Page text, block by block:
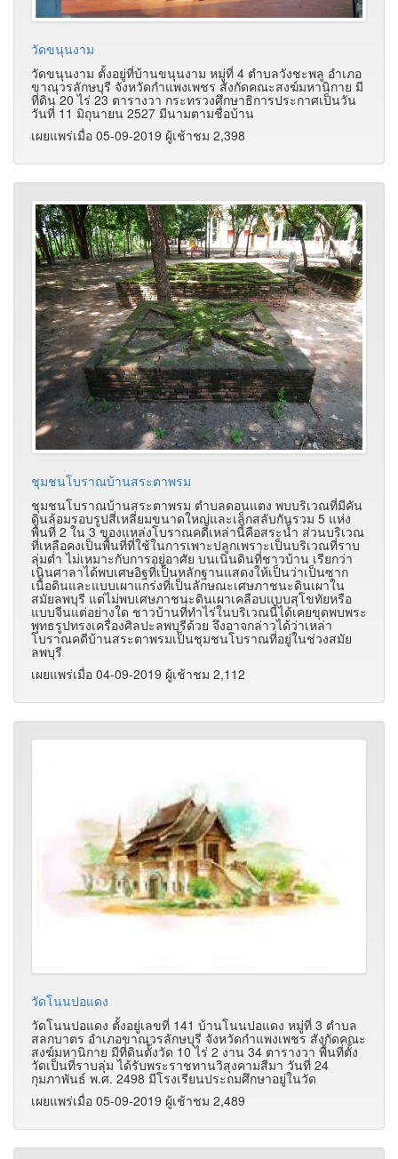
วัดขนุนงาม
วัดขนุนงาม ตั้งอยู่ที่บ้านขนุนงาม หมู่ที่ 4 ตำบลวังชะพลู อำเภอ
ขาณุวรลักษบุรี จังหวัดกำแพงเพชร สังกัดคณะสงฆ์มหานิกาย มี
ที่ดิน 20 ไร่ 23 ตารางวา กระทรวงศึกษาธิการประกาศเป็นวัน
วันที่ 11 มิถุนายน 2527 มีนามตามชื่อบ้าน
เผยแพร่เมื่อ 05-09-2019 ผู้เช้าชม 2,398
ชุมชนโบราณบ้านสระตาพรม
ชุมชนโบราณบ้านสระตาพรม ตำบลดอนแตง พบบริเวณที่มีคัน
ดินล้อมรอบรูปสี่เหลี่ยมขนาดใหญ่และเล็กสลับกันรวม 5 แห่ง
พื้นที่ 2 ใน 3 ของแหล่งโบราณคดีเหล่านี้คือสระน้ำ ส่วนบริเวณ
ที่เหลือคงเป็นพื้นที่ที่ใช้ในการเพาะปลูกเพราะเป็นบริเวณที่ราบ
ลุ่มต่ำ ไม่เหมาะกับการอยู่อาศัย บนเนินดินที่ชาวบ้าน เรียกว่า
เนินศาลาได้พบเศษอิฐที่เป็นหลักฐานแสดงให้เป็นว่าเป็นซาก
เนื้อดินและแบบเผาแกร่งที่เป็นลักษณะเศษภาชนะดินเผาใน
สมัยลพบุรี แต่ไม่พบเศษภาชนะดินเผาเคลือบแบบสุโขทัยหรือ
แบบจีนแต่อย่างใด ชาวบ้านที่ทำไร่ในบริเวณนี้ได้เคยขุดพบพระ
พุทธรูปทรงเครื่องศิลปะลพบุรีด้วย จึงอาจกล่าวได้ว่าเหล่า
โบราณคดีบ้านสระตาพรมเป็นชุมชนโบราณที่อยู่ในช่วงสมัย
ลพบุรี
เผยแพร่เมื่อ 04-09-2019 ผู้เช้าชม 2,112
วัดโนนปอแดง
วัดโนนปอแดง ตั้งอยู่เลขที่ 141 บ้านโนนปอแดง หมู่ที่ 3 ตำบล
สลกบาตร อำเภอขาณุวรลักษบุรี จังหวัดกำแพงเพชร สังกัดคณะ
สงฆ์มหานิกาย มีที่ดินตั้งวัด 10 ไร่ 2 งาน 34 ตารางวา พื้นที่ตั้ง
วัดเป็นที่ราบลุ่ม ได้รับพระราชทานวิสุงคามสีมา วันที่ 24
กุมภาพันธ์ พ.ศ. 2498 มีโรงเรียนประถมศึกษาอยู่ในวัด
เผยแพร่เมื่อ 05-09-2019 ผู้เช้าชม 2,489